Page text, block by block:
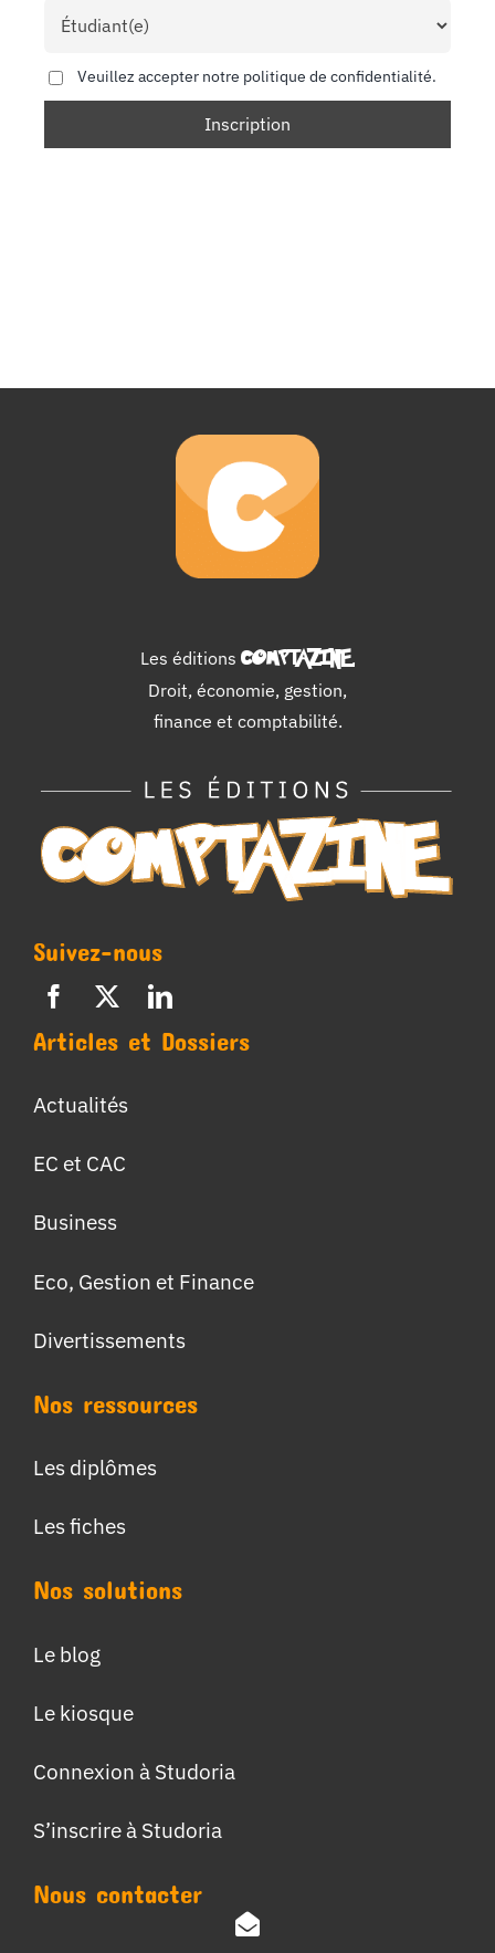
Veuillez accepter notre politique de confidentialité.
Les éditions COMPTAZINE.
Droit, économie, gestion,
finance et comptabilité.
Suivez-nous
Articles et Dossiers
Actualités
EC et CAC
Business
Eco, Gestion et Finance
Divertissements
Nos ressources
Les diplômes
Les fiches
Nos solutions
Le blog
Le kiosque
Connexion à Studoria
S’inscrire à Studoria
Nous contacter